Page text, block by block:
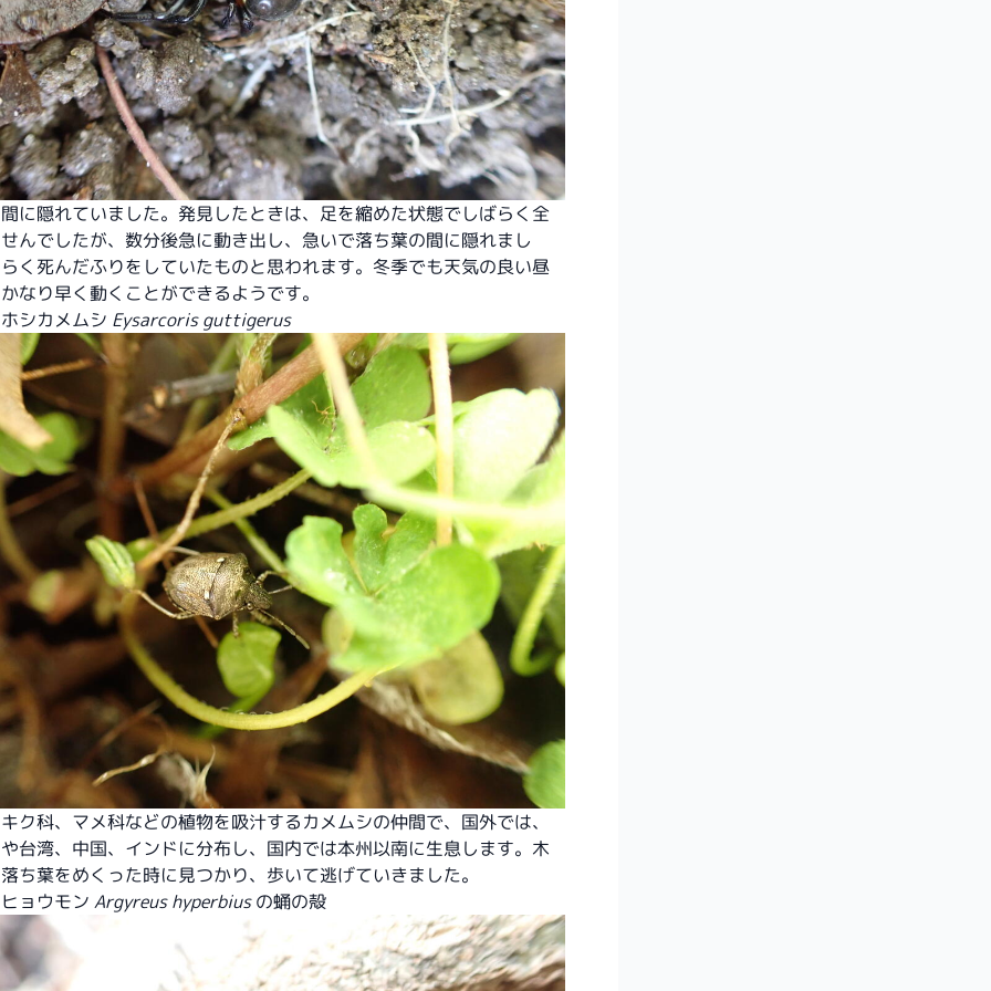
に隠れていました。発見したときは、足を縮めた状態でしばらく全
んでしたが、数分後急に動き出し、急いで落ち葉の間に隠れまし
く死んだふりをしていたものと思われます。冬季でも天気の良い昼
なり早く動くことができるようです。
シカメムシ Eysarcoris guttigerus
ク科、マメ科などの植物を吸汁するカメムシの仲間で、国外では、
台湾、中国、インドに分布し、国内では本州以南に生息します。木
ち葉をめくった時に見つかり、歩いて逃げていきました。
ョウモン Argyreus hyperbiusの蛹の殻